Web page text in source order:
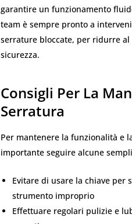
garantire un funzionamento
team è sempre pronto a
serrature bloccate, per ridurre
sicurezza.
Consigli Per La
Serratura
Per mantenere la funzionalità e
importante seguire alcune
Evitare di usare la chiave per
strumento improprio
Effettuare regolari pulizie e